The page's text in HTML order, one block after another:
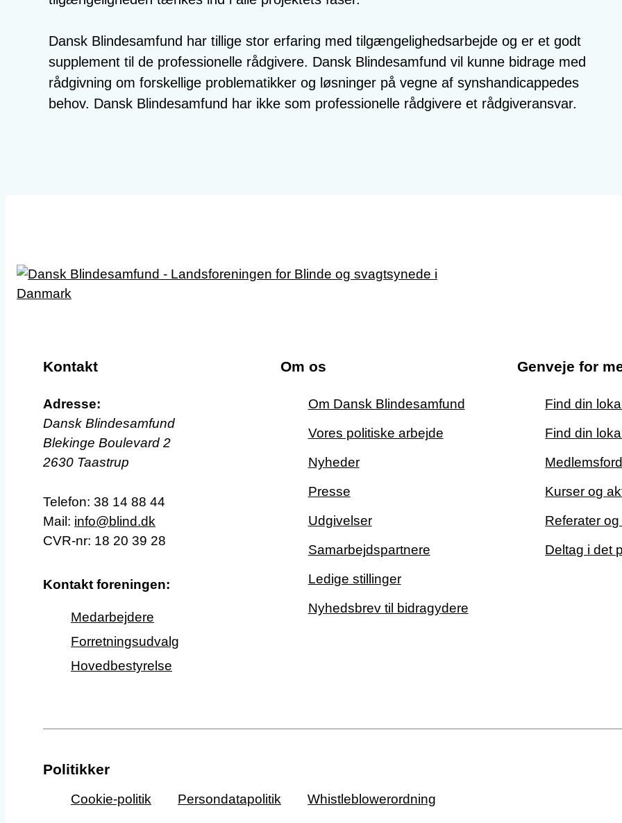
Dansk Blindesamfund har tillige stor erfaring med tilgængelighedsarbejde og er et godt
supplement til de professionelle rådgivere. Dansk Blindesamfund vil kunne bidrage med
rådgivning om forskellige problematikker og løsninger på vegne af synshandicappedes
behov. Dansk Blindesamfund har ikke som professionelle rådgivere et rådgiveransvar.
Kontakt
Adresse:
Dansk Blindesamfund
Blekinge Boulevard 2
2630 Taastrup
Telefon: 38 14 88 44
Mail: info@blind.dk
CVR-nr: 18 20 39 28
Kontakt foreningen:
Medarbejdere
Forretningsudvalg
Hovedbestyrelse
Om os
Om Dansk Blindesamfund
Vores politiske arbejde
Nyheder
Presse
Udgivelser
Samarbejdspartnere
Ledige stillinger
Nyhedsbrev til bidragydere
Genveje for
Find din
Find din
Kurser og
Referater
Deltag i det
Politikker
Cookie-politik Persondatapolitik Whistleblowerordning